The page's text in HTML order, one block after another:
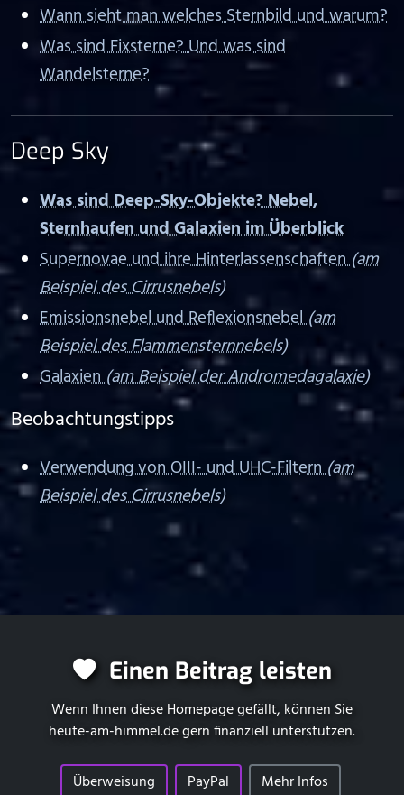
Wann sieht man welches Sternbild und warum?
Was sind Fixsterne? Und was sind
Wandelsterne?
Deep Sky
Was sind Deep-Sky-Objekte? Nebel,
Sternhaufen und Galaxien im Überblick
Supernovae und ihre Hinterlassenschaften(am
Beispiel des Cirrusnebels)
Emissionsnebel und Reflexionsnebel(am
Beispiel des Flammensternnebels)
Galaxien(am Beispiel der Andromedagalaxie)
Beobachtungstipps
Verwendung von OIII- und UHC-Filtern(am
Beispiel des Cirrusnebels)
Einen Beitrag leisten
Wenn Ihnen diese Homepage gefällt, können Sie
heute-am-himmel.degern finanziell unterstützen.
Überweisung PayPal Mehr Infos